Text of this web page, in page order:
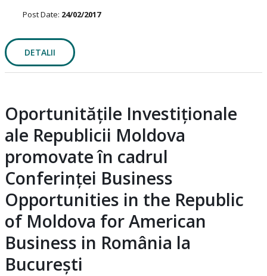
Post Date: 24/02/2017
DETALII
Oportunitățile Investiționale
ale Republicii Moldova
promovate în cadrul
Conferinței Business
Opportunities in the Republic
of Moldova for American
Business in România la
București